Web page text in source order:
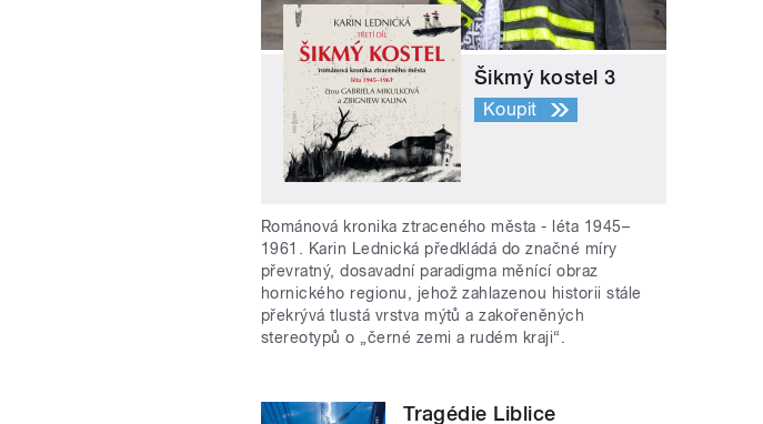
Šikmý kostel 3
Koupit
Románová kronika ztraceného města - léta 1945–
1961. Karin Lednická předkládá do značné míry
převratný, dosavadní paradigma měnící obraz
hornického regionu, jehož zahlazenou historii stále
překrývá tlustá vrstva mýtů a zakořeněných
stereotypů o „černé zemi a rudém kraji“.
Tragédie Liblice